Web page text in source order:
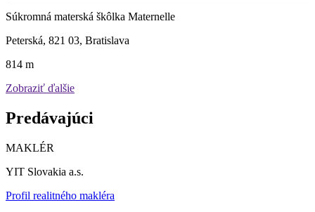
Súkromná materská škôlka Maternelle
Peterská, 821 03, Bratislava
814 m
Zobraziť ďalšie
Predávajúci
MAKLÉR
YIT Slovakia a.s.
Profil realitného makléra